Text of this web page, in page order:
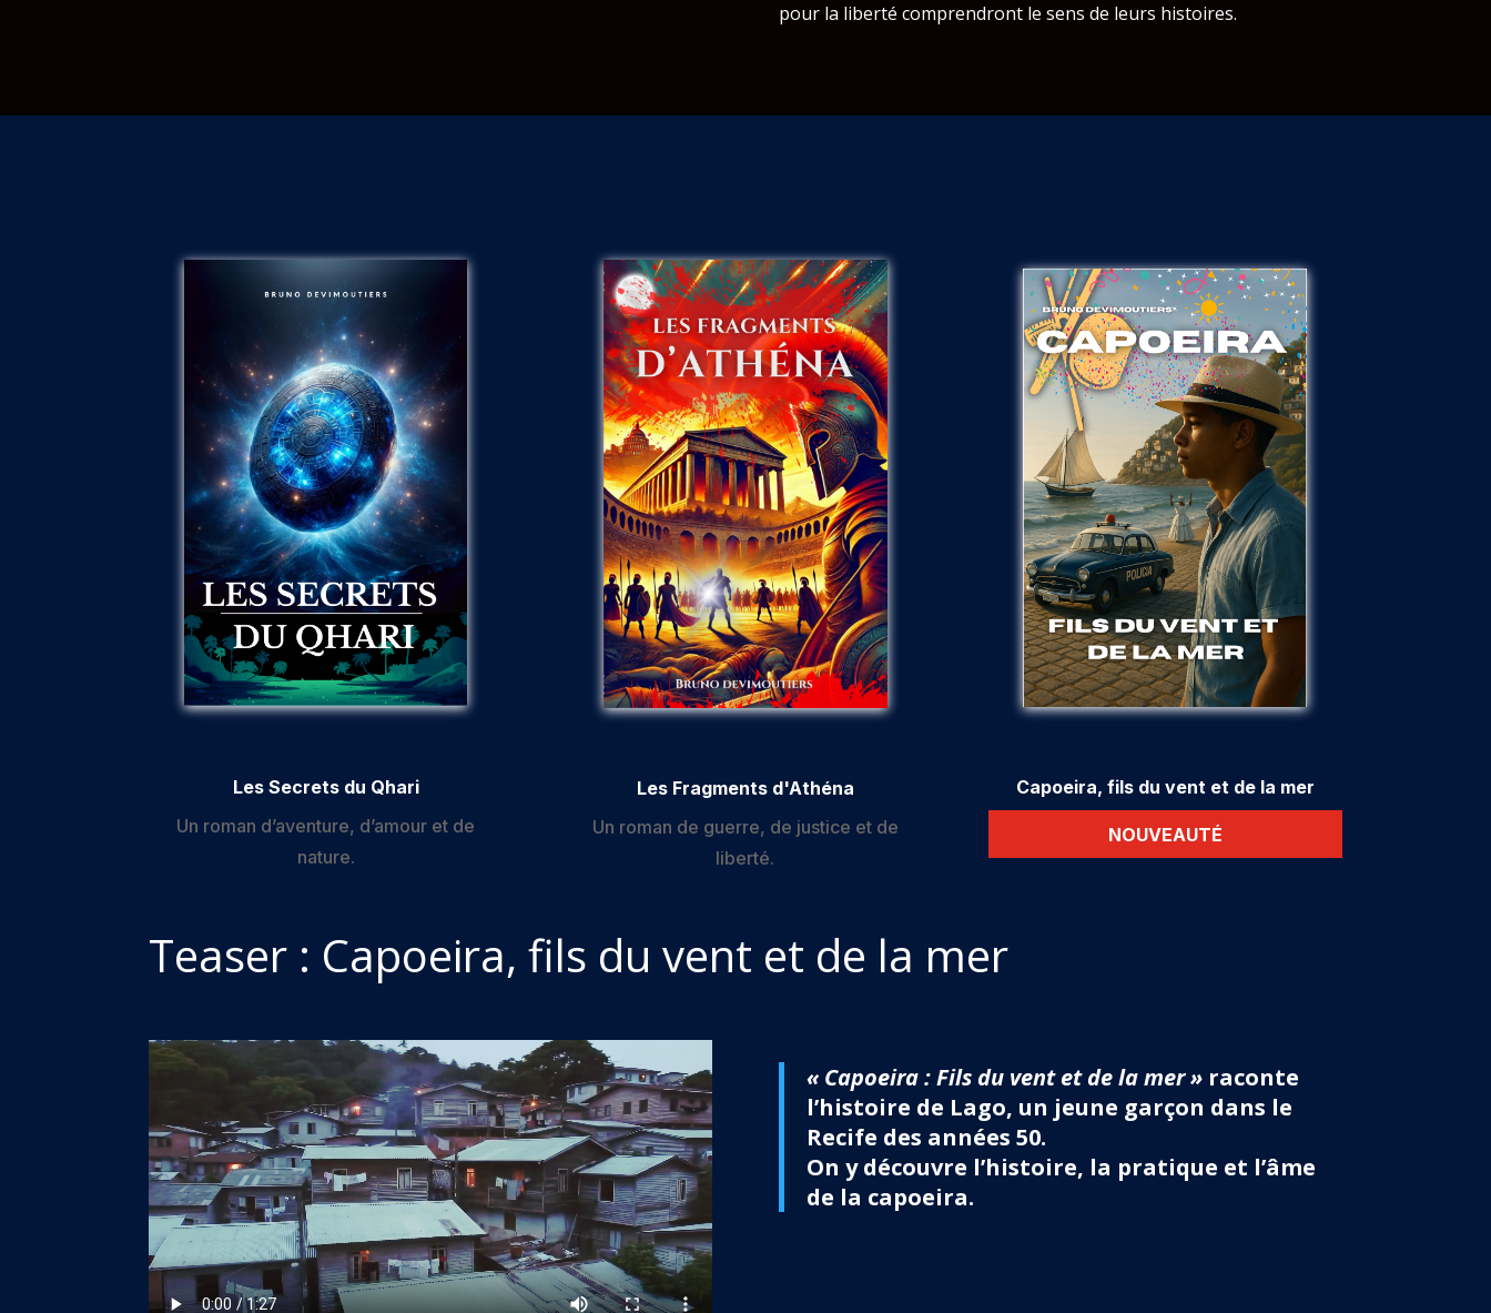
pour la liberté comprendront le sens de leurs histoires.
Les Secrets du Qhari
Un roman d’aventure, d’amour et de
nature.
Les Fragments d'Athéna
Un roman de guerre, de justice et de
liberté.
Capoeira, fils du vent et de la mer
NOUVEAUTÉ
Teaser : Capoeira, fils du vent et de la mer
« Capoeira : Fils du vent et de la mer » raconte
l’histoire de Lago, un jeune garçon dans le
Recife des années 50.
On y découvre l’histoire, la pratique et l’âme
de la capoeira.